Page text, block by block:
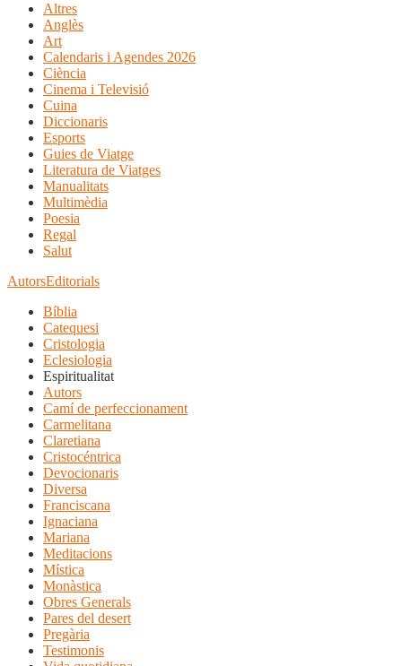
Altres
Anglès
Art
Calendaris i Agendes 2026
Ciència
Cinema i Televisió
Cuina
Diccionaris
Esports
Guies de Viatge
Literatura de Viatges
Manualitats
Multimèdia
Poesia
Regal
Salut
AutorsEditorials
Bíblia
Catequesi
Cristologia
Eclesiologia
Espiritualitat
Autors
Camí de perfeccionament
Carmelitana
Claretiana
Cristocéntrica
Devocionaris
Diversa
Franciscana
Ignaciana
Mariana
Meditacions
Mística
Monàstica
Obres Generals
Pares del desert
Pregària
Testimonis